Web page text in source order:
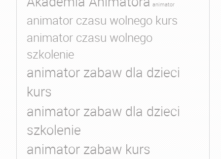
animator
animator czasu wolnego kurs
animator czasu wolnego
szkolenie
animator zabaw dla dzieci
kurs
animator zabaw dla dzieci
szkolenie
animator zabaw kurs